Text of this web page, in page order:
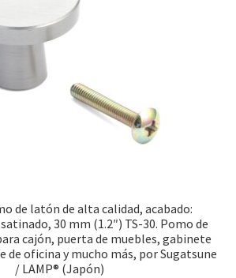
de latón de alta calidad, acabado:
30 mm (1.2″) TS-30. Pomo de
cajón, puerta de muebles, gabinete
de oficina y mucho más, por Sugatsune
/ LAMP® (Japón)